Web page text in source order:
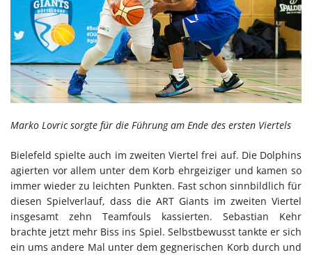
Marko Lovric sorgte für die Führung am Ende des ersten Viertels
Bielefeld spielte auch im zweiten Viertel frei auf. Die Dolphins
agierten vor allem unter dem Korb ehrgeiziger und kamen so
immer wieder zu leichten Punkten. Fast schon sinnbildlich für
diesen Spielverlauf, dass die ART Giants im zweiten Viertel
insgesamt zehn Teamfouls kassierten. Sebastian Kehr
brachte jetzt mehr Biss ins Spiel. Selbstbewusst tankte er sich
ein ums andere Mal unter dem gegnerischen Korb durch und